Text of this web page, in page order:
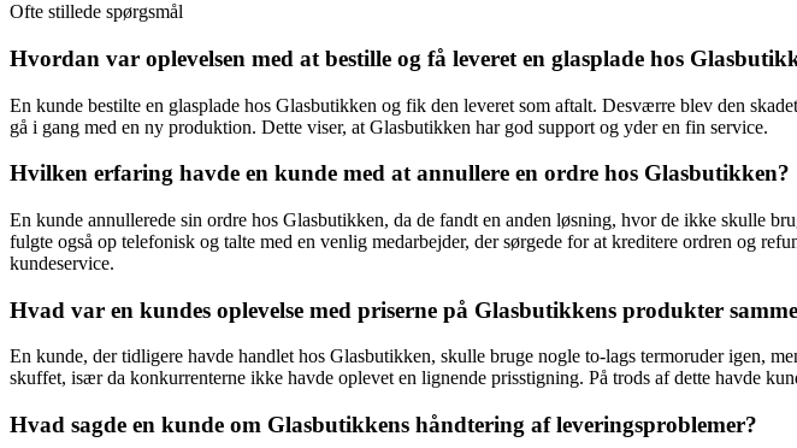
Ofte stillede spørgsmål
Hvordan var oplevelsen med at bestille og få leveret en glasplade hos
En kunde bestilte en glasplade hos Glasbutikken og fik den leveret som aftalt. Desværre blev den
gå i gang med en ny produktion. Dette viser, at Glasbutikken har god support og yder en fin service.
Hvilken erfaring havde en kunde med at annullere en ordre hos Glasbutikken?
En kunde annullerede sin ordre hos Glasbutikken, da de fandt en anden løsning, hvor de ikke skulle
fulgte også op telefonisk og talte med en venlig medarbejder, der sørgede for at kreditere ordren og
kundeservice.
Hvad var en kundes oplevelse med priserne på Glasbutikkens produkter
En kunde, der tidligere havde handlet hos Glasbutikken, skulle bruge nogle to-lags termoruder igen,
skuffet, især da konkurrenterne ikke havde oplevet en lignende prisstigning. På trods af dette havde
Hvad sagde en kunde om Glasbutikkens håndtering af leveringsproblemer?